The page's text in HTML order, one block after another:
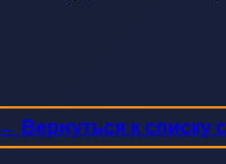
← Вернуться к списку